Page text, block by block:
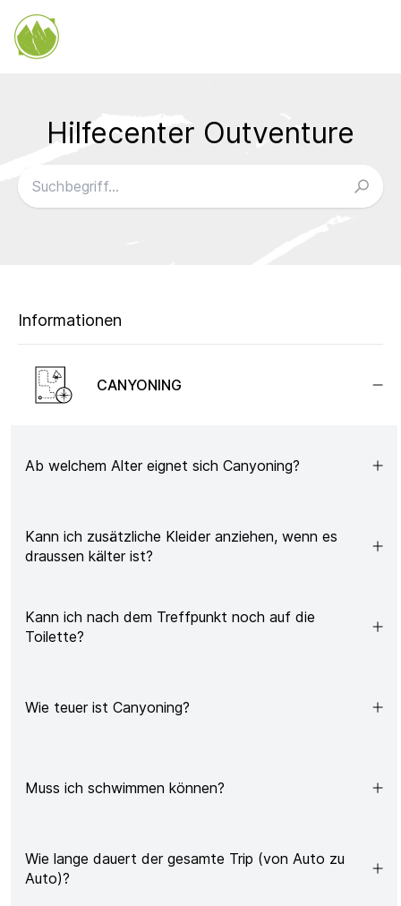
Hilfecenter Outventure
Informationen
CANYONING
Ab welchem Alter eignet sich Canyoning?
Kann ich zusätzliche Kleider anziehen, wenn es
draussen kälter ist?
Kann ich nach dem Treffpunkt noch auf die
Toilette?
Wie teuer ist Canyoning?
Muss ich schwimmen können?
Wie lange dauert der gesamte Trip (von Auto zu
Auto)?